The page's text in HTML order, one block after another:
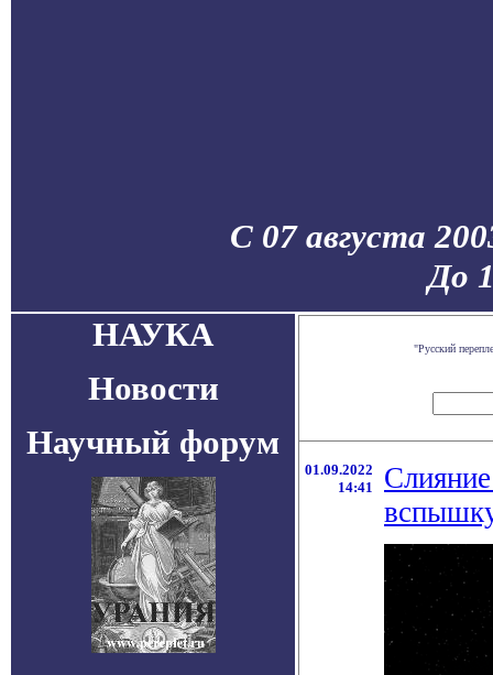
С 07 августа
До
НАУКА
Новости
Научный форум
"Русский
01.09.2022
14:41